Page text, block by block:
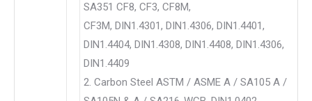
SA351 CF8, CF3, CF8M,
CF3M, DIN1.4301, DIN1.4306, DIN1.4401,
DIN1.4404, DIN1.4308, DIN1.4408, DIN1.4306,
DIN1.4409
2. Carbon Steel ASTM / ASME A / SA105 A /